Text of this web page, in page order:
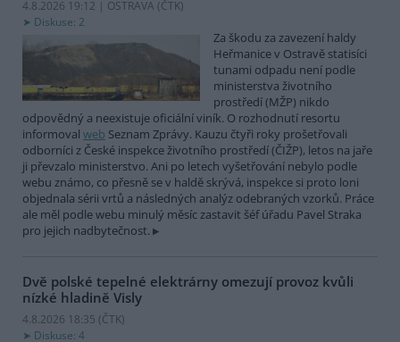
4.8.2026 19:12 | OSTRAVA (ČTK)
Diskuse: 2
Za škodu za zavezení haldy
Heřmanice v Ostravě statisíci
tunami odpadu není podle
ministerstva životního
prostředí (MŽP) nikdo
odpovědný a neexistuje oficiální viník. O rozhodnutí resortu
informoval web Seznam Zprávy. Kauzu čtyři roky prošetřovali
odborníci z České inspekce životního prostředí (ČIŽP), letos na jaře
ji převzalo ministerstvo. Ani po letech vyšetřování nebylo podle
webu známo, co přesně se v haldě skrývá, inspekce si proto loni
objednala sérii vrtů a následných analýz odebraných vzorků. Práce
ale měl podle webu minulý měsíc zastavit šéf úřadu Pavel Straka
pro jejich nadbytečnost.
Dvě polské tepelné elektrárny omezují provoz kvůli
nízké hladině Visly
4.8.2026 18:35 (ČTK)
Diskuse: 4